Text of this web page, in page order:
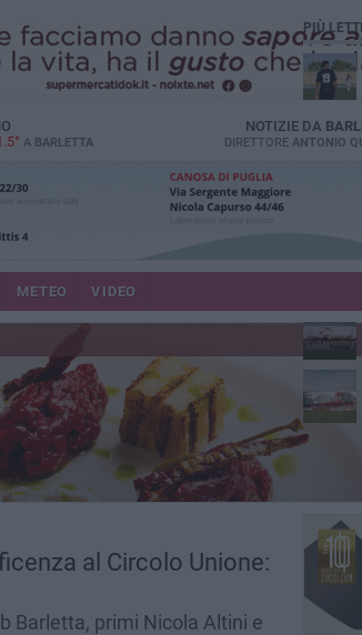
A BARLETTA
NOTIZIE DA
DIRETTORE ANTONIO
METEO VIDEO
al Circolo Unione:
Barletta, primi Nicola Altini e
PIÙ